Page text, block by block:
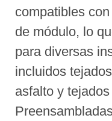
compatibles
de módulo, lo
para diversas
incluidos
asfalto y